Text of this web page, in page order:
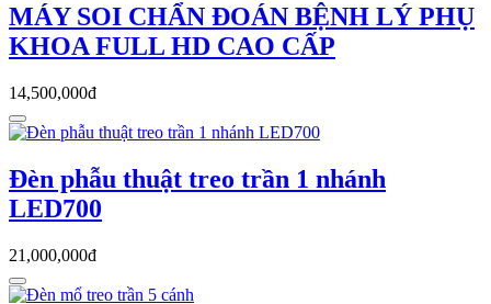
MÁY SOI CHẨN ĐOÁN BỆNH LÝ PHỤ
KHOA FULL HD CAO CẤP
14,500,000đ
Đèn phẫu thuật treo trần 1 nhánh
LED700
21,000,000đ